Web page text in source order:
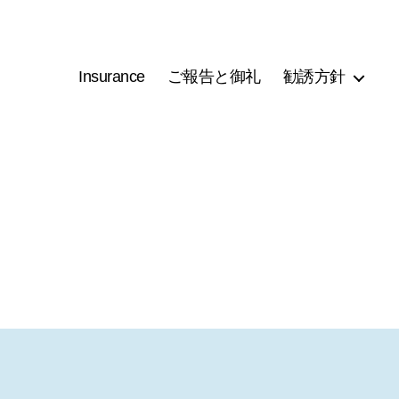
Insurance ご報告と御礼 勧誘方針